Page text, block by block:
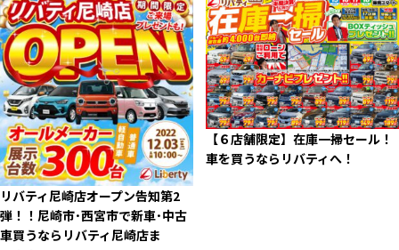
リバティ尼崎店オープン告知第2
弾！！尼崎市･西宮市で新車･中古
車買うならリバティ尼崎店ま
【６店舗限定】在庫一掃セール！
車を買うならリバティへ！